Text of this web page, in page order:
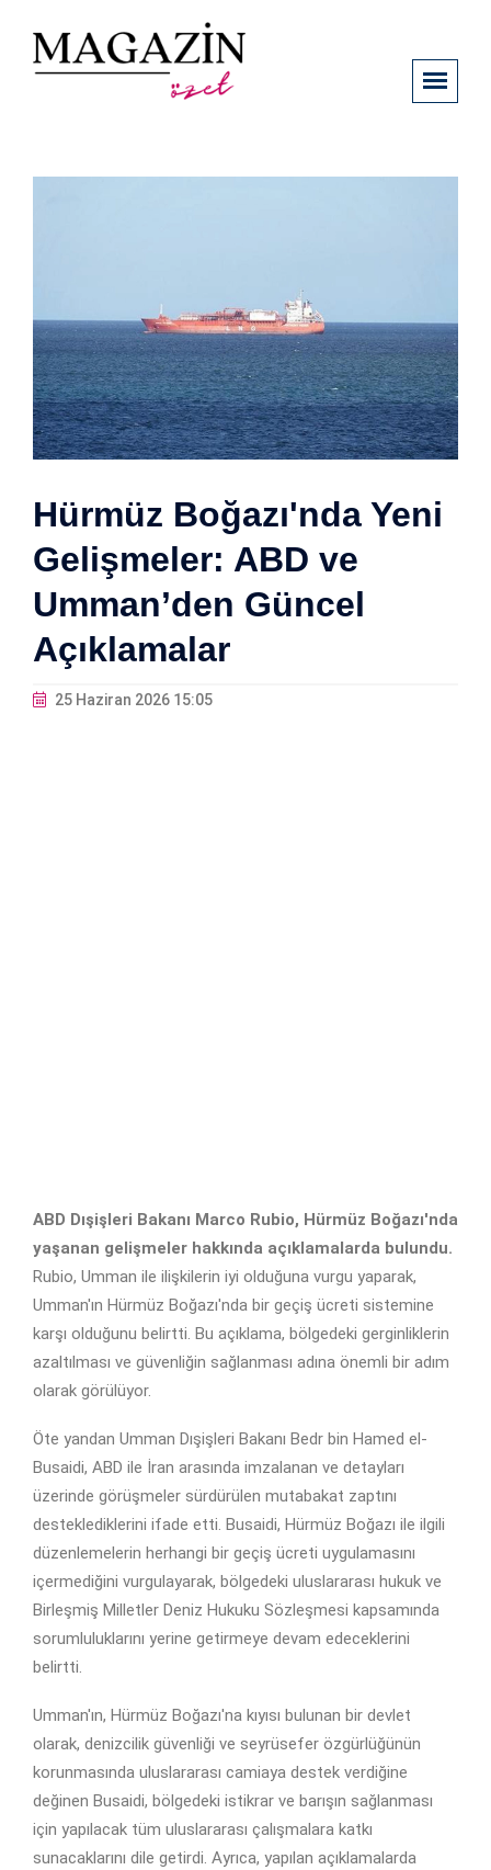
Hürmüz Boğazı'nda Yeni
Gelişmeler: ABD ve
Umman’den Güncel
Açıklamalar
25 Haziran 2026 15:05
ABD Dışişleri Bakanı Marco Rubio, Hürmüz Boğazı'nda
yaşanan gelişmeler hakkında açıklamalarda bulundu.
Rubio, Umman ile ilişkilerin iyi olduğuna vurgu yaparak,
Umman'ın Hürmüz Boğazı'nda bir geçiş ücreti sistemine
karşı olduğunu belirtti. Bu açıklama, bölgedeki gerginliklerin
azaltılması ve güvenliğin sağlanması adına önemli bir adım
olarak görülüyor.
Öte yandan Umman Dışişleri Bakanı Bedr bin Hamed el-
Busaidi, ABD ile İran arasında imzalanan ve detayları
üzerinde görüşmeler sürdürülen mutabakat zaptını
desteklediklerini ifade etti. Busaidi, Hürmüz Boğazı ile ilgili
düzenlemelerin herhangi bir geçiş ücreti uygulamasını
içermediğini vurgulayarak, bölgedeki uluslararası hukuk ve
Birleşmiş Milletler Deniz Hukuku Sözleşmesi kapsamında
sorumluluklarını yerine getirmeye devam edeceklerini
belirtti.
Umman'ın, Hürmüz Boğazı'na kıyısı bulunan bir devlet
olarak, denizcilik güvenliği ve seyrüsefer özgürlüğünün
korunmasında uluslararası camiaya destek verdiğine
değinen Busaidi, bölgedeki istikrar ve barışın sağlanması
için yapılacak tüm uluslararası çalışmalara katkı
sunacaklarını dile getirdi. Ayrıca, yapılan açıklamalarda